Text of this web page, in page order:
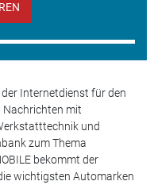
der Internetdienst für den
mit
und
zum Thema
bekommt der
wichtigsten Automarken